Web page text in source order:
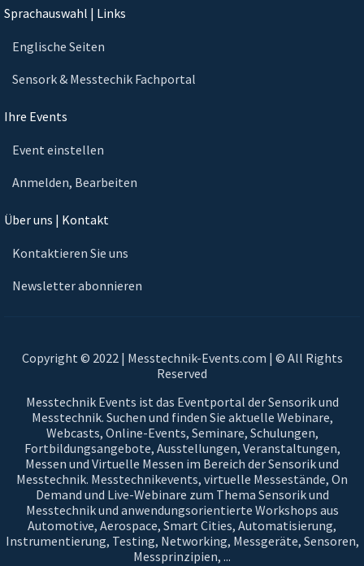
Sprachauswahl | Links
Englische Seiten
Sensork & Messtechik Fachportal
Ihre Events
Event einstellen
Anmelden, Bearbeiten
Über uns | Kontakt
Kontaktieren Sie uns
Newsletter abonnieren
Copyright © 2022 | Messtechnik-Events.com | © All Rights
Reserved
Messtechnik Events ist das Eventportal der Sensorik und
Messtechnik. Suchen und finden Sie aktuelle Webinare,
Webcasts, Online-Events, Seminare, Schulungen,
Fortbildungsangebote, Ausstellungen, Veranstaltungen,
Messen und Virtuelle Messen im Bereich der Sensorik und
Messtechnik. Messtechnikevents, virtuelle Messestände, On
Demand und Live-Webinare zum Thema Sensorik und
Messtechnik und anwendungsorientierte Workshops aus
Automotive, Aerospace, Smart Cities, Automatisierung,
Instrumentierung, Testing, Networking, Messgeräte, Sensoren,
Messprinzipien, ...